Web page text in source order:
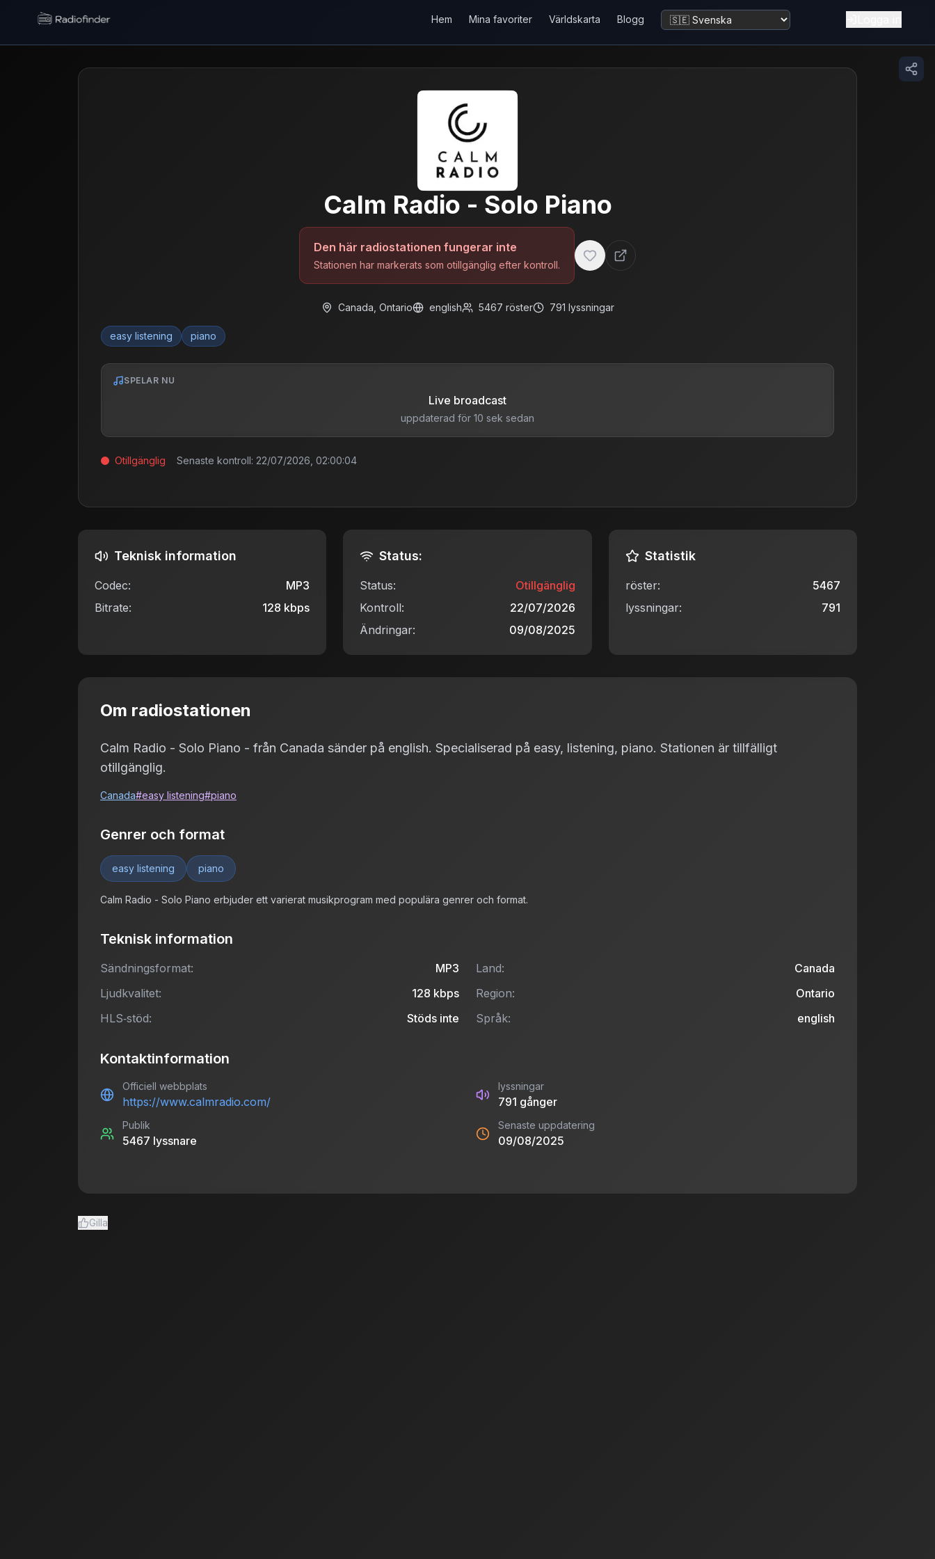
Radiofinder home
Hem Mina favoriter Världskarta Blogg Byt språk
Calm Radio - Solo Piano
Den här radiostationen fungerar inte
Stationen har markerats som otillgänglig efter kontroll.
Canada Ontario english 5467 röster 791 lyssningar
easy listening piano
SPELAR NU
Live broadcast
uppdaterad för 10 sek sedan
Otillgänglig Senaste kontroll: 22/07/2026, 02:00:04
Teknisk information
Codec:
MP3
Bitrate:
128 kbps
Status:
Status:
Otillgänglig
Kontroll:
22/07/2026
Ändringar:
09/08/2025
Statistik
röster:
5467
lyssningar: 791
Om radiostationen
Calm Radio - Solo Piano - från Canada sänder på english. Specialiserad på easy, listening, piano. Stationen är tillfälligt
otillgänglig.
Canada#easy listening#piano
Genrer och format
easy listening piano
Calm Radio - Solo Piano erbjuder ett varierat musikprogram med populära genrer och format.
Teknisk information
Sändningsformat:
MP3
Ljudkvalitet:
128 kbps
HLS‑stöd:
Stöds inte
Land:
Canada
Region:
Ontario
Språk:
english
Kontaktinformation
Officiell webbplats
https://www.calmradio.com/
Publik
5467 lyssnare
lyssningar
791 gånger
Senaste uppdatering
09/08/2025
Gilla